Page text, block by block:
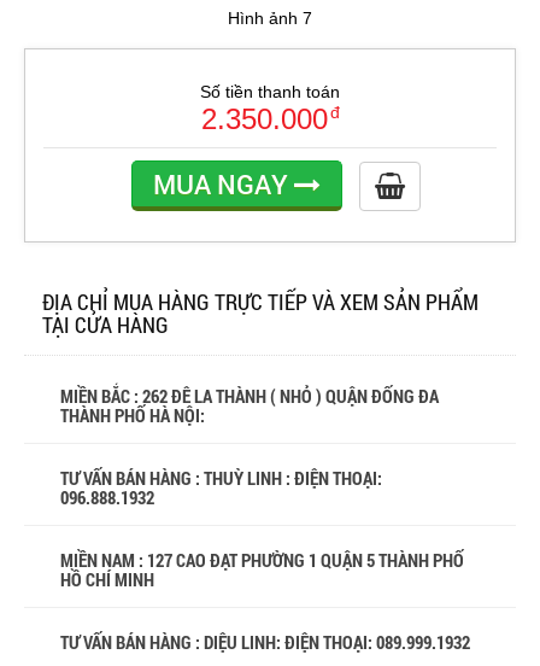
Hình ảnh 7
Số tiền thanh toán
2.350.000đ
MUA NGAY
ĐỊA CHỈ MUA HÀNG TRỰC TIẾP VÀ XEM SẢN PHẨM
TẠI CỬA HÀNG
MIỀN BẮC : 262 ĐÊ LA THÀNH ( NHỎ ) QUẬN ĐỐNG ĐA
THÀNH PHỐ HÀ NỘI:
TƯ VẤN BÁN HÀNG : THUỲ LINH : ĐIỆN THOẠI:
096.888.1932
MIỀN NAM : 127 CAO ĐẠT PHƯỜNG 1 QUẬN 5 THÀNH PHỐ
HỒ CHÍ MINH
TƯ VẤN BÁN HÀNG : DIỆU LINH: ĐIỆN THOẠI: 089.999.1932